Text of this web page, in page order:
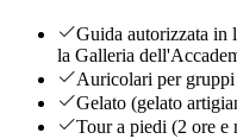
Guida autorizzata in
la Galleria
Auricolari per
Gelato (gelato
Tour a piedi (2 ore e